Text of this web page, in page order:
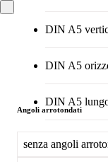
DIN A5
DIN A5
DIN A5
DIN A6
Angoli arrotondati
senza angoli